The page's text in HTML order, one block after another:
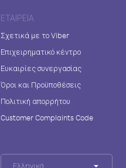
ΕΤΑΙΡΕΊΑ
Σχετικά με το Viber
Επιχειρηματικό κέντρο
Ευκαιρίες συνεργασίας
Όροι και Προϋποθέσεις
Πολιτική απορρήτου
Customer Complaints Code
Ελληνικά